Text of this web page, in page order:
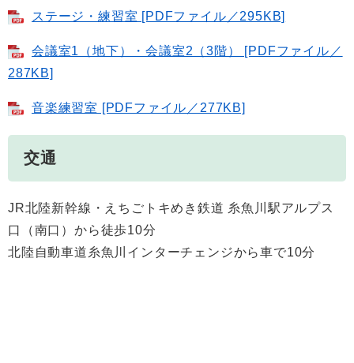
ステージ・練習室 [PDFファイル／295KB]
会議室1（地下）・会議室2（3階） [PDFファイル／
287KB]
音楽練習室 [PDFファイル／277KB]
交通
JR北陸新幹線・えちごトキめき鉄道 糸魚川駅アルプス
口（南口）から徒歩10分
北陸自動車道糸魚川インターチェンジから車で10分